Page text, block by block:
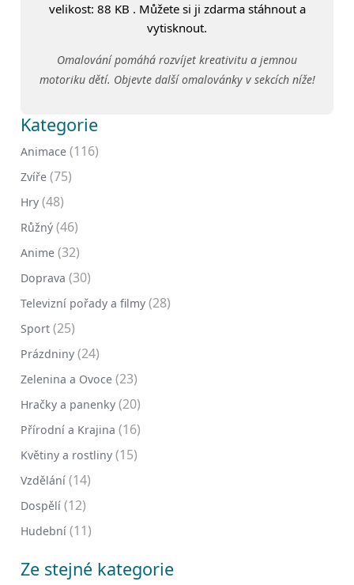
velikost: 88 KB . Můžete si ji zdarma stáhnout a
vytisknout.
Omalování pomáhá rozvíjet kreativitu a jemnou
motoriku dětí. Objevte další omalovánky v sekcích níže!
Kategorie
Animace (116)
Zvíře (75)
Hry (48)
Růžný (46)
Anime (32)
Doprava (30)
Televizní pořady a filmy (28)
Sport (25)
Prázdniny (24)
Zelenina a Ovoce (23)
Hračky a panenky (20)
Přírodní a Krajina (16)
Květiny a rostliny (15)
Vzdělání (14)
Dospělí (12)
Hudební (11)
Ze stejné kategorie